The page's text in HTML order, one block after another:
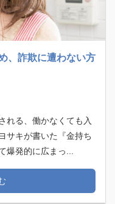
、詐欺に遭わない方
れる、働かなくても入
サキが書いた『金持ち
爆発的に広まっ...